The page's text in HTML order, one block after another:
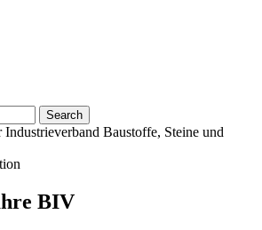
BIV